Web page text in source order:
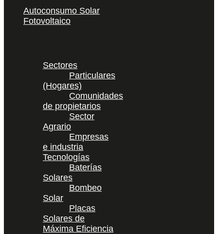
Autoconsumo Solar
Fotovoltaico
Sectores
Particulares
(Hogares)
Comunidades
de propietarios
Sector
Agrario
Empresas
e industria
Tecnologías
Baterías
Solares
Bombeo
Solar
Placas
Solares de
Máxima Eficiencia